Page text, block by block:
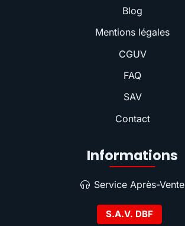
Blog
Mentions légales
CGUV
FAQ
SAV
Contact
Informations
Service Après-Vente
S.A.V. DBF